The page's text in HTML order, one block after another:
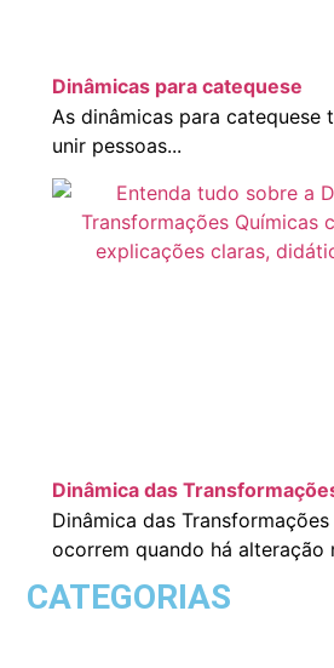
Dinâmicas para catequese
As dinâmicas para catequese
unir pessoas...
Dinâmica das
Dinâmica das Transformações
ocorrem quando há alteração
CATEGORIAS